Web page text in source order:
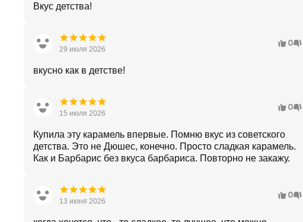
Вкус детства!
29 июля 2026
0
вкусно как в детстве!
15 июля 2026
0
Купила эту карамель впервые. Помню вкус из советского
детства. Это не Дюшес, конечно. Просто сладкая карамель.
Как и Барбарис без вкуса барбариса. Повторно не закажу.
13 июня 2026
0